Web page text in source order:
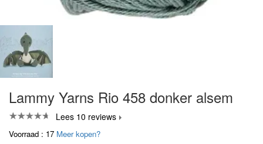
Lammy Yarns Rio 458 donker alsem
Lees 10 reviews
Voorraad : 17 Meer kopen?